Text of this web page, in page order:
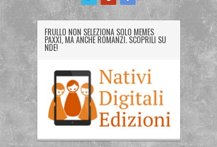
FRULLO NON SELEZIONA SOLO MEMES
PAXXI, MA ANCHE ROMANZI. SCOPRILI SU
NDE!